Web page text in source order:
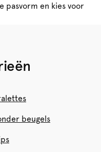
pasvorm en kies voor
beugels